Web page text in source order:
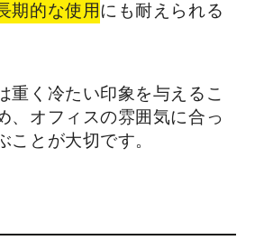
期的な使用にも耐えられる
重く冷たい印象を与えるこ
、オフィスの雰囲気に合っ
ことが大切です。